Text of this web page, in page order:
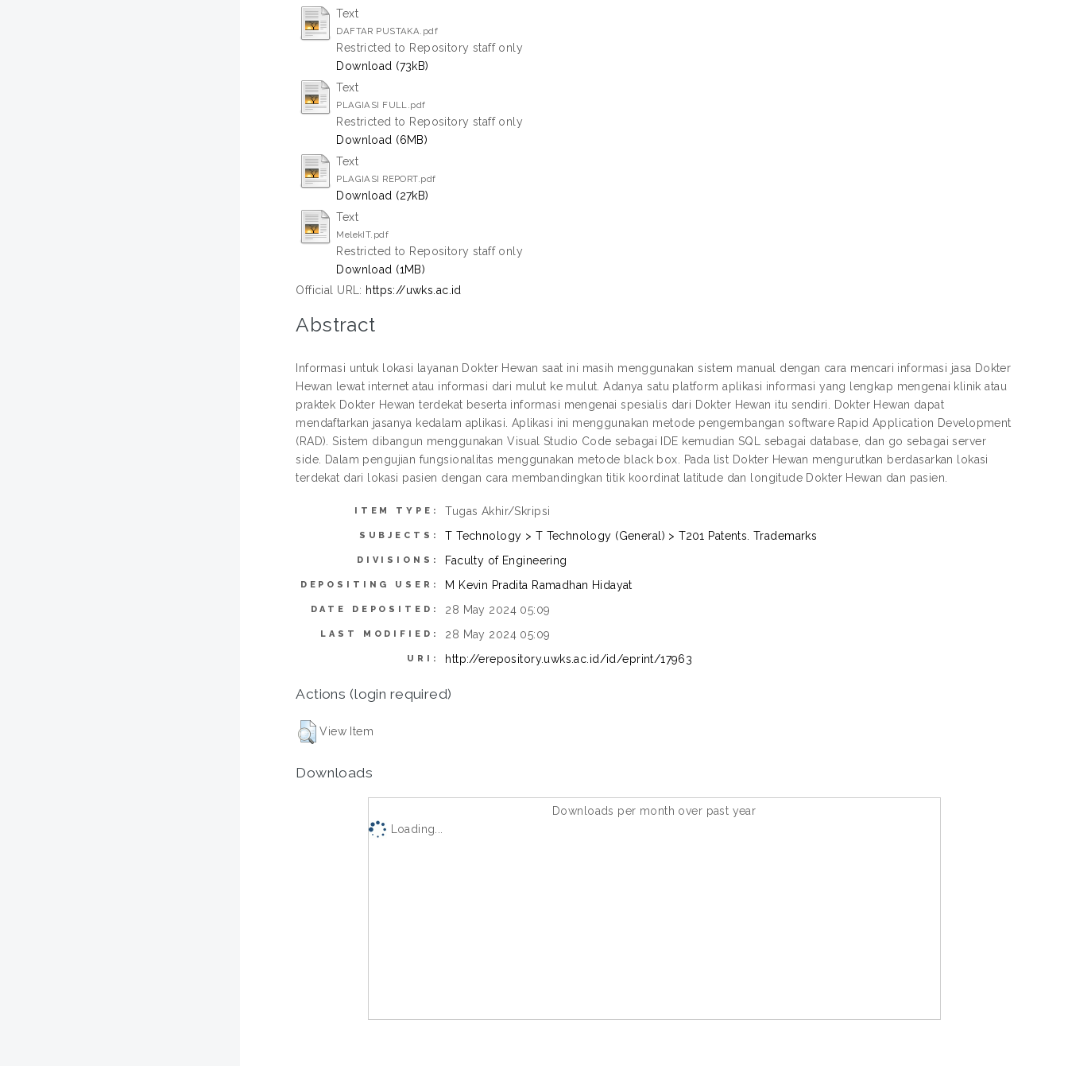
Text
DAFTAR PUSTAKA.pdf
Restricted to Repository staff only
Download (73kB)
Text
PLAGIASI FULL.pdf
Restricted to Repository staff only
Download (6MB)
Text
PLAGIASI REPORT.pdf
Download (27kB)
Text
MelekIT.pdf
Restricted to Repository staff only
Download (1MB)
Official URL: https://uwks.ac.id
Abstract
Informasi untuk lokasi layanan Dokter Hewan saat ini masih menggunakan sistem manual dengan cara mencari informasi jasa Dokter
Hewan lewat internet atau informasi dari mulut ke mulut. Adanya satu platform aplikasi informasi yang lengkap mengenai klinik atau
praktek Dokter Hewan terdekat beserta informasi mengenai spesialis dari Dokter Hewan itu sendiri. Dokter Hewan dapat
mendaftarkan jasanya kedalam aplikasi. Aplikasi ini menggunakan metode pengembangan software Rapid Application Development
(RAD). Sistem dibangun menggunakan Visual Studio Code sebagai IDE kemudian SQL sebagai database, dan go sebagai server
side. Dalam pengujian fungsionalitas menggunakan metode black box. Pada list Dokter Hewan mengurutkan berdasarkan lokasi
terdekat dari lokasi pasien dengan cara membandingkan titik koordinat latitude dan longitude Dokter Hewan dan pasien.
ITEM TYPE: Tugas Akhir/Skripsi
SUBJECTS: T Technology > T Technology (General) > T201 Patents. Trademarks
DIVISIONS: Faculty of Engineering
DEPOSITING USER: M Kevin Pradita Ramadhan Hidayat
DATE DEPOSITED: 28 May 2024 05:09
LAST MODIFIED: 28 May 2024 05:09
URI: http://erepository.uwks.ac.id/id/eprint/17963
Actions (login required)
View Item
Downloads
Downloads per month over past year
Loading...